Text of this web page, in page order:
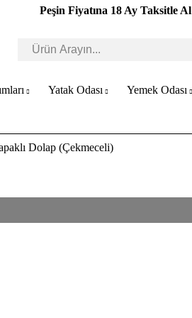
Peşin Fiyatına 18 Ay Taksitle Al
Yatak Odası Yemek Odası
Dolap (Çekmeceli)